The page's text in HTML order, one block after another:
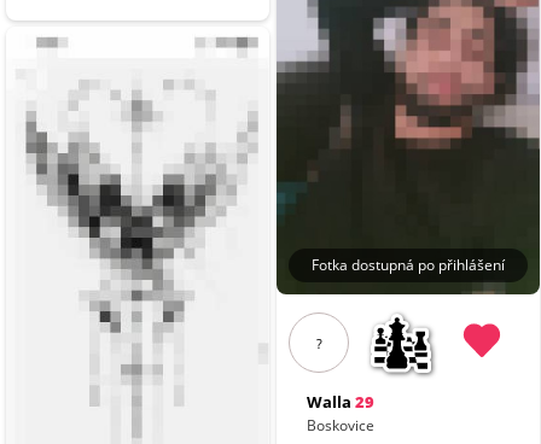
Fotka dostupná po přihlášení
?
Walla 29
Boskovice